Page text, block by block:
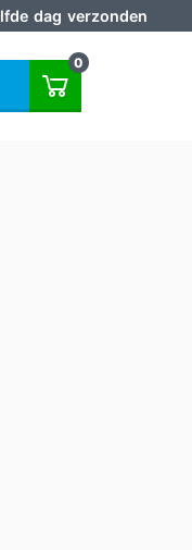
dag verzonden
0